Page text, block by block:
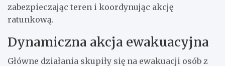
zabezpieczając teren i koordynując akcję
ratunkową.
Dynamiczna akcja ewakuacyjna
Główne działania skupiły się na ewakuacji osób z